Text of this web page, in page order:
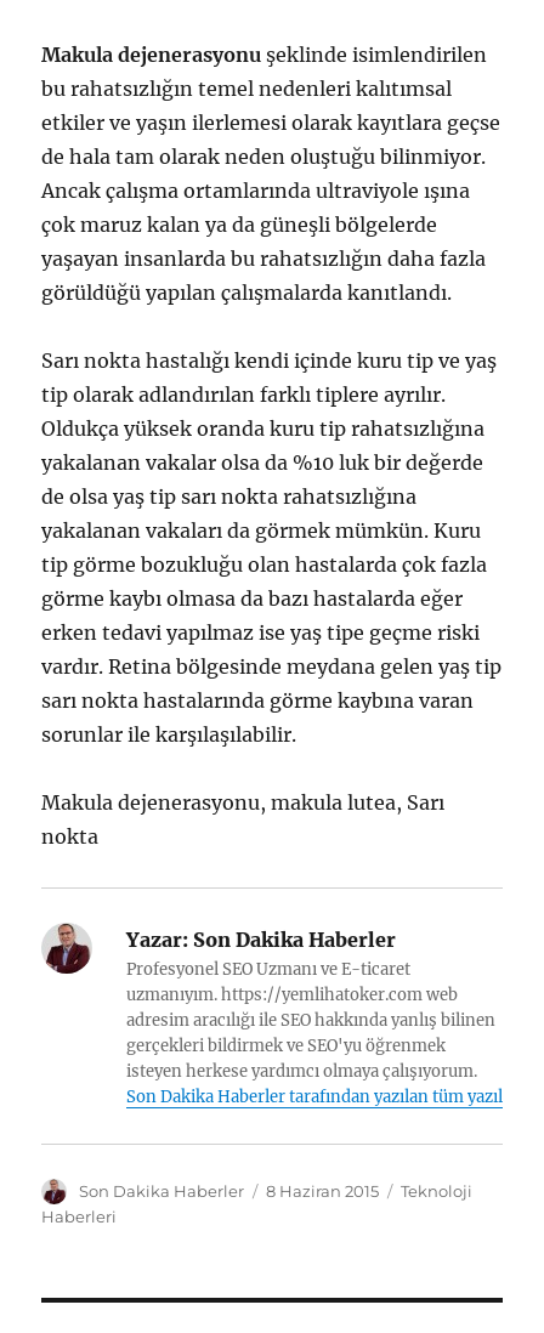
Makula dejenerasyonu şeklinde isimlendirilen
bu rahatsızlığın temel nedenleri kalıtımsal
etkiler ve yaşın ilerlemesi olarak kayıtlara geçse
de hala tam olarak neden oluştuğu bilinmiyor.
Ancak çalışma ortamlarında ultraviyole ışına
çok maruz kalan ya da güneşli bölgelerde
yaşayan insanlarda bu rahatsızlığın daha fazla
görüldüğü yapılan çalışmalarda kanıtlandı.
Sarı nokta hastalığı kendi içinde kuru tip ve yaş
tip olarak adlandırılan farklı tiplere ayrılır.
Oldukça yüksek oranda kuru tip rahatsızlığına
yakalanan vakalar olsa da %10 luk bir değerde
de olsa yaş tip sarı nokta rahatsızlığına
yakalanan vakaları da görmek mümkün. Kuru
tip görme bozukluğu olan hastalarda çok fazla
görme kaybı olmasa da bazı hastalarda eğer
erken tedavi yapılmaz ise yaş tipe geçme riski
vardır. Retina bölgesinde meydana gelen yaş tip
sarı nokta hastalarında görme kaybına varan
sorunlar ile karşılaşılabilir.
Makula dejenerasyonu, makula lutea, Sarı
nokta
Yazar: Son Dakika Haberler
Profesyonel SEO Uzmanı ve E-ticaret
uzmanıyım. https://yemlihatoker.com web
adresim aracılığı ile SEO hakkında yanlış bilinen
gerçekleri bildirmek ve SEO'yu öğrenmek
isteyen herkese yardımcı olmaya çalışıyorum.
Son Dakika Haberler tarafından yazılan tüm yazılar
Y
a
Son Dakika Haberler
Y
8 Haziran 2015
K
Teknoloji
Haberleri